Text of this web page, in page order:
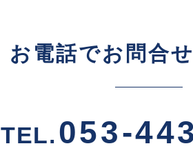
お電話でお問合
TEL.053-